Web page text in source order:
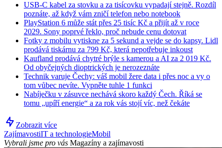
USB-C kabel za stovku a za tisícovku vypadají stejně. Rozdíl
poznáte, až když vám zničí telefon nebo notebook
PlayStation 6 může stát přes 25 tisíc Kč a přijít až v roce
2029. Sony poprvé řeklo, proč nebude cenu dotovat
Fotky z mobilu vytiskne za 5 sekund a vejde se do kapsy. Lidl
prodává tiskárnu za 799 Kč, která nepotřebuje inkoust
Kaufland prodává chytré brýle s kamerou a AI za 2 019 Kč.
Od obyčejných dioptrických je nerozeznáte
Technik varuje Čechy: váš mobil žere data i přes noc a vy o
tom vůbec nevíte. Vypněte tuhle 1 funkci
Nabíječku v zásuvce nechává skoro každý Čech. Říká se
tomu „upíří energie“ a za rok vás stojí víc, než čekáte
Zobrazit více
ZajímavostiIT a technologieMobil
Vybrali jsme pro vás Magazíny a zajímavosti